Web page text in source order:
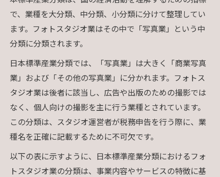
で、業種を大分類、中分類、小分類に分けて整理してい
ます。フォトスタジオ業はその中で「写真業」という中
分類に分類されます。
日本標準産業分類では、「写真業」は大きく「商業写真
業」および「その他の写真業」に分かれます。フォトス
タジオ業は後者に該当し、広告や出版のための撮影では
なく、個人向けの撮影を主に行う業種とされています。
この分類は、スタジオ運営者が税務申告を行う際に、業
種名を正確に記載するために不可欠です。
以下の表に示すように、日本標準産業分類におけるフォ
トスタジオ業の分類は、事業内容やサービスの特徴に基